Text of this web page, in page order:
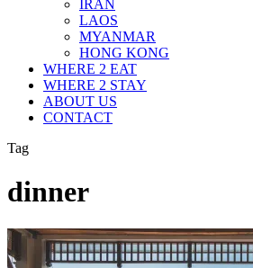
IRAN
LAOS
MYANMAR
HONG KONG
WHERE 2 EAT
WHERE 2 STAY
ABOUT US
CONTACT
Tag
dinner